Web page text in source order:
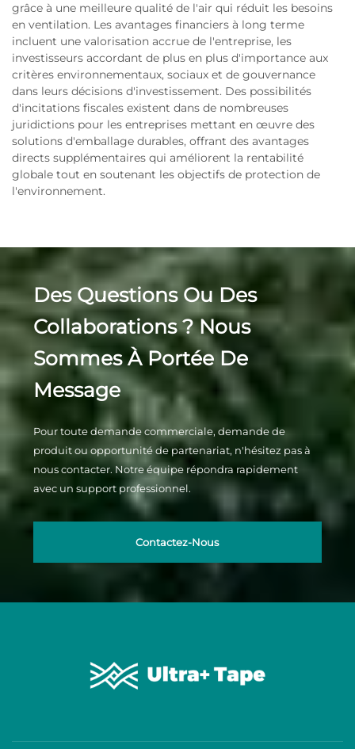
grâce à une meilleure qualité de l'air qui réduit les besoins
en ventilation. Les avantages financiers à long terme
incluent une valorisation accrue de l'entreprise, les
investisseurs accordant de plus en plus d'importance aux
critères environnementaux, sociaux et de gouvernance
dans leurs décisions d'investissement. Des possibilités
d'incitations fiscales existent dans de nombreuses
juridictions pour les entreprises mettant en œuvre des
solutions d'emballage durables, offrant des avantages
directs supplémentaires qui améliorent la rentabilité
globale tout en soutenant les objectifs de protection de
l'environnement.
Des Questions Ou Des
Collaborations ? Nous
Sommes À Portée De
Message
Pour toute demande commerciale, demande de
produit ou opportunité de partenariat, n'hésitez pas à
nous contacter. Notre équipe répondra rapidement
avec un support professionnel.
Contactez-Nous